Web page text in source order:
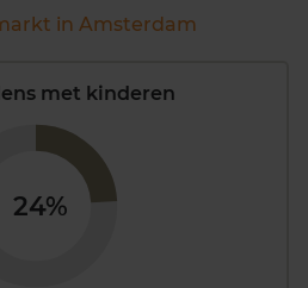
in Amsterdam
met kinderen
24%